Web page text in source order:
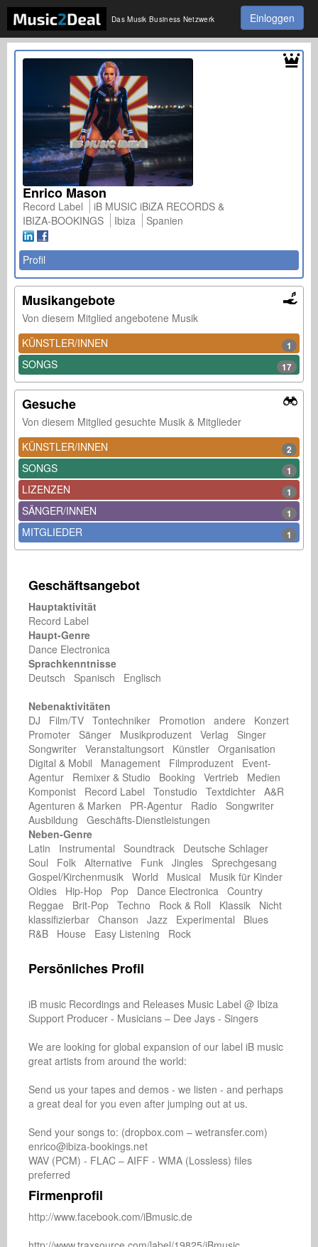
Das Musik Business Netzwerk Einloggen
Enrico Mason
Record Label
iB MUSIC iBiZA RECORDS &
IBIZA-BOOKINGS
Ibiza Spanien
Profil
Musikangebote
Von diesem Mitglied angebotene Musik
KÜNSTLER/INNEN
1
SONGS 17
Gesuche
Von diesem Mitglied gesuchte Musik & Mitglieder
KÜNSTLER/INNEN
2
SONGS 1
LIZENZEN 1
SÄNGER/INNEN 1
MITGLIEDER 1
Geschäftsangebot
Hauptaktivität
Record Label
Haupt-Genre
Dance Electronica
Sprachkenntnisse
Deutsch Spanisch Englisch
Nebenaktivitäten
DJ Film/TV Tontechniker Promotion andere Konzert
Promoter Sänger Musikproduzent Verlag Singer
Songwriter Veranstaltungsort Künstler Organisation
Digital & Mobil Management Filmproduzent Event-
Agentur Remixer & Studio Booking Vertrieb Medien
Komponist Record Label Tonstudio Textdichter A&R
Agenturen & Marken PR-Agentur Radio Songwriter
Ausbildung Geschäfts-Dienstleistungen
Neben-Genre
Latin Instrumental Soundtrack Deutsche Schlager
Soul Folk Alternative Funk Jingles Sprechgesang
Gospel/Kirchenmusik World Musical Musik für Kinder
Oldies Hip-Hop Pop Dance Electronica Country
Reggae Brit-Pop Techno Rock & Roll Klassik Nicht
klassifizierbar Chanson Jazz Experimental Blues
R&B House Easy Listening Rock
Persönliches Profil
iB music Recordings and Releases Music Label @ Ibiza
Support Producer - Musicians – Dee Jays - Singers
We are looking for global expansion of our label iB music
great artists from around the world:
Send us your tapes and demos - we listen - and perhaps
a great deal for you even after jumping out at us.
Send your songs to: (dropbox.com – wetransfer.com)
enrico@ibiza-bookings.net
WAV (PCM) - FLAC – AIFF - WMA (Lossless) files
Firmenprofil
http://www.facebook.com/iBmusic.de